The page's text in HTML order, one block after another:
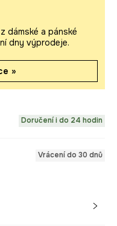
dámské a pánské
dny výprodeje.
»
Doručení i do 24 hodin
Vrácení do 30 dnů